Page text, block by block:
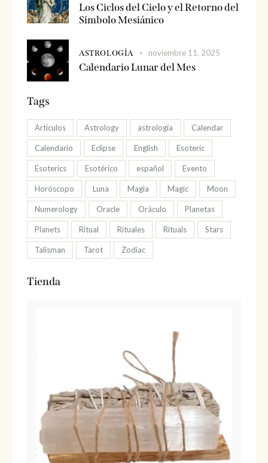
Los Ciclos del Cielo y el Retorno del
Símbolo Mesiánico
ASTROLOGÍA noviembre 11, 2025
Calendario Lunar del Mes
Tags
Articulos Astrology astrología Calendar
Calendario Eclipse English Esoteric
Esoterics Esotérico español Evento
Horóscopo Luna Magia Magic Moon
Numerology Oracle Oráculo Planetas
Planets Ritual Rituales Rituals Stars
Talisman Tarot Zodiac
Tienda